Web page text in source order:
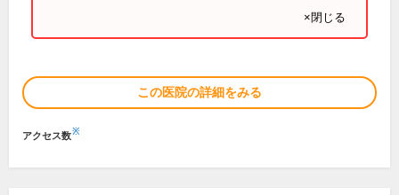
×閉じる
この医院の詳細をみる
アクセス数※